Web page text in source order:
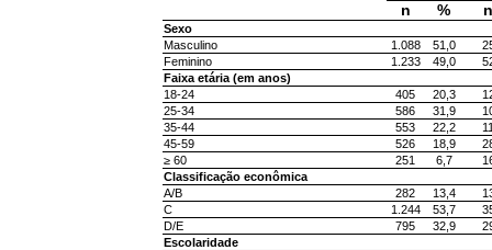
n
% n
Sexo
Masculino
1.088 51,0
Feminino
1.233 49,0
Faixa etária (em anos)
18-24
405 20,3
25-34
586 31,9
35-44
553 22,2
45-59
526 18,9
≥ 60
251 6,7
Classificação econômica
A/B
282 13,4
C
1.244 53,7
D/E
795 32,9
Escolaridade